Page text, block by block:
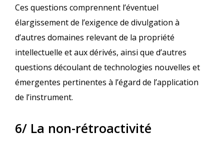
Ces questions comprennent l’éventuel
élargissement de l’exigence de divulgation à
d’autres domaines relevant de la propriété
intellectuelle et aux dérivés, ainsi que d’autres
questions découlant de technologies nouvelles et
émergentes pertinentes à l’égard de l’application
de l’instrument.
6/ La non-rétroactivité